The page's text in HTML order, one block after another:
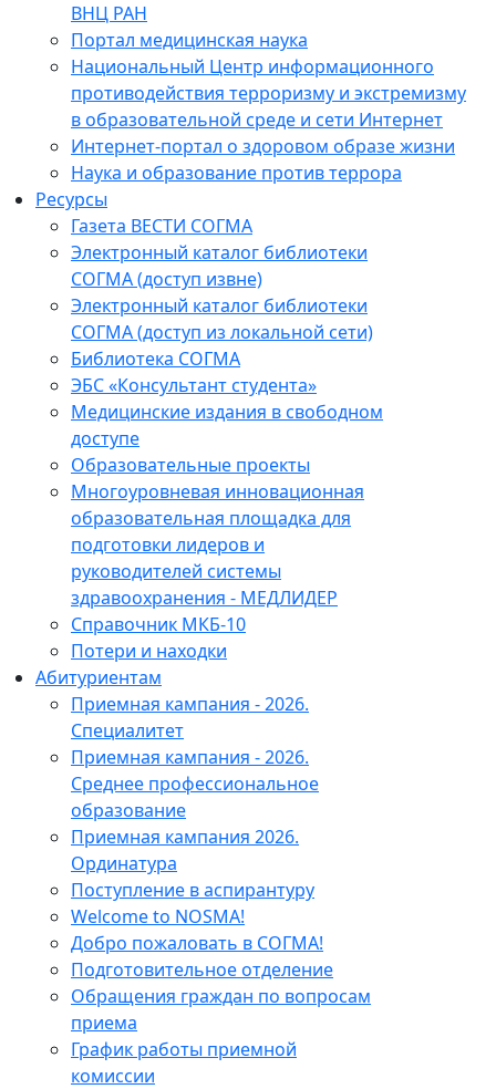
ВНЦ РАН
Портал медицинская наука
Национальный Центр информационного
противодействия терроризму и экстремизму
в образовательной среде и сети Интернет
Интернет-портал о здоровом образе жизни
Наука и образование против террора
Ресурсы
Газета ВЕСТИ СОГМА
Электронный каталог библиотеки
СОГМА (доступ извне)
Электронный каталог библиотеки
СОГМА (доступ из локальной сети)
Библиотека СОГМА
ЭБС «Консультант студента»
Медицинские издания в свободном
доступе
Образовательные проекты
Многоуровневая инновационная
образовательная площадка для
подготовки лидеров и
руководителей системы
здравоохранения - МЕДЛИДЕР
Справочник МКБ-10
Потери и находки
Абитуриентам
Приемная кампания - 2026.
Специалитет
Приемная кампания - 2026.
Среднее профессиональное
образование
Приемная кампания 2026.
Ординатура
Поступление в аспирантуру
Welcome to NOSMA!
Добро пожаловать в СОГМА!
Подготовительное отделение
Обращения граждан по вопросам
приема
График работы приемной
комиссии